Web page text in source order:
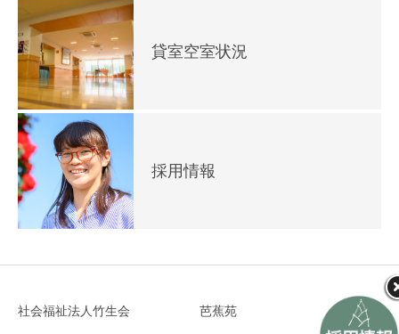
貸室空室状況
採用情報
社会福祉法人竹生会 芭蕉苑